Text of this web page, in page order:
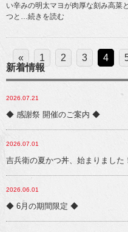
い辛みの明太マヨが肉厚な刻み高菜
つと …続きを読む
« 1 2 3 4
新着情報
2026.07.21
◆ 感謝祭 開催のご案内 ◆
2026.07.01
吉兵衛の夏かつ丼、始まりました
2026.06.01
◆ 6月の期間限定 ◆